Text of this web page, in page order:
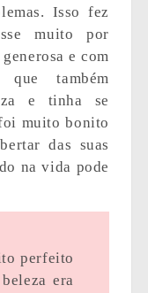
Isso fez
muito por
e com
também
e tinha se
muito bonito
das suas
na vida pode
perfeito
era